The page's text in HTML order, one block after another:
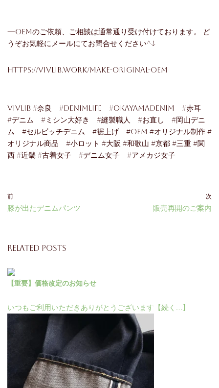
—OEMのご依頼、ご相談は通常通り受け付けております。 ど
うぞお気軽にメールにてお問合せください^^—
https://vivlib.work/make-original-oem
vivlib #奈良 #denimlife #okayamadenim #赤耳
#デニム #ミシン大好き #縫製職人 #お直し #岡山デニ
ム #セルビッチデニム #裾上げ #oem #オリジナル制作 #
オリジナル商品 #小ロット #大阪 #和歌山 #京都 #三重 #関
西 #近畿 #古着女子 #デニム女子 #アメカジ女子
前
膝が出たデニムパンツ
次
販売再開のご案内
Related Posts
【重要】価格改定のお知らせ
いつもご利用いただきありがとうございます【続く…】